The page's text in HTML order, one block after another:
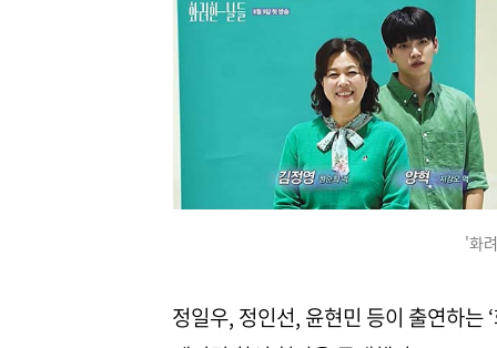
'화
정일우, 정인선, 윤현민 등이 출연하는